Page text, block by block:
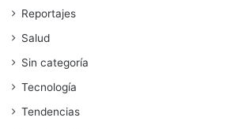
Reportajes
Salud
Sin categoría
Tecnología
Tendencias